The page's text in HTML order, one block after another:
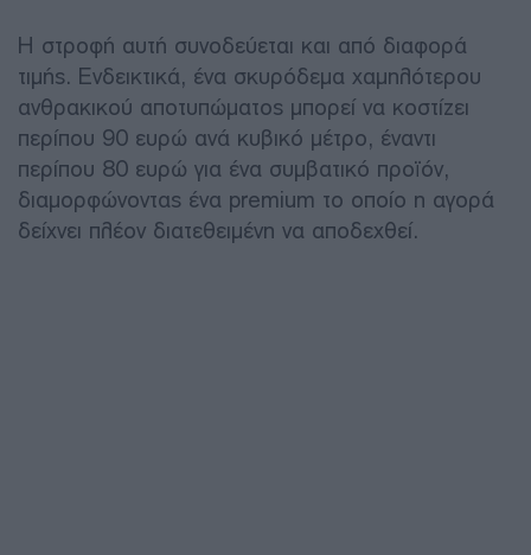
Η στροφή αυτή συνοδεύεται και από διαφορά
τιμής. Ενδεικτικά, ένα σκυρόδεμα χαμηλότερου
ανθρακικού αποτυπώματος μπορεί να κοστίζει
περίπου 90 ευρώ ανά κυβικό μέτρο, έναντι
περίπου 80 ευρώ για ένα συμβατικό προϊόν,
διαμορφώνοντας ένα premium το οποίο η αγορά
δείχνει πλέον διατεθειμένη να αποδεχθεί.